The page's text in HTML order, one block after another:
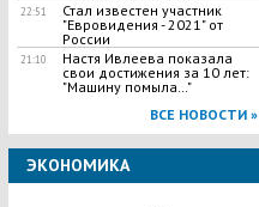
22:51
Стал известен участник
"Евровидения - 2021" от
России
21:10
Настя Ивлеева показала
свои достижения за 10 лет:
"Машину помыла…"
ВСЕ НОВОСТИ »
ЭКОНОМИКА